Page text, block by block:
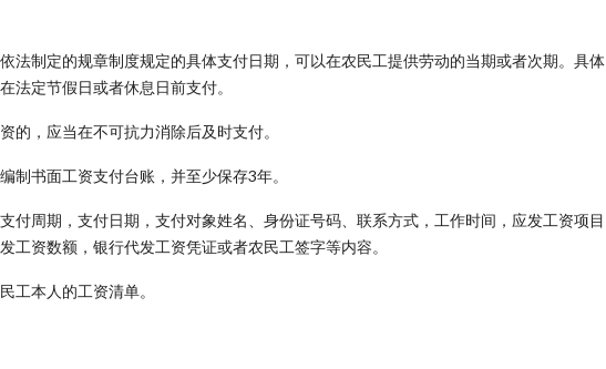
制定的规章制度规定的具体支付日期，可以在农民工提供劳动的当期或者次期。具体
法定节假日或者休息日前支付。
的，应当在不可抗力消除后及时支付。
书面工资支付台账，并至少保存3年。
付周期，支付日期，支付对象姓名、身份证号码、联系方式，工作时间，应发工资项目
工资数额，银行代发工资凭证或者农民工签字等内容。
工本人的工资清单。